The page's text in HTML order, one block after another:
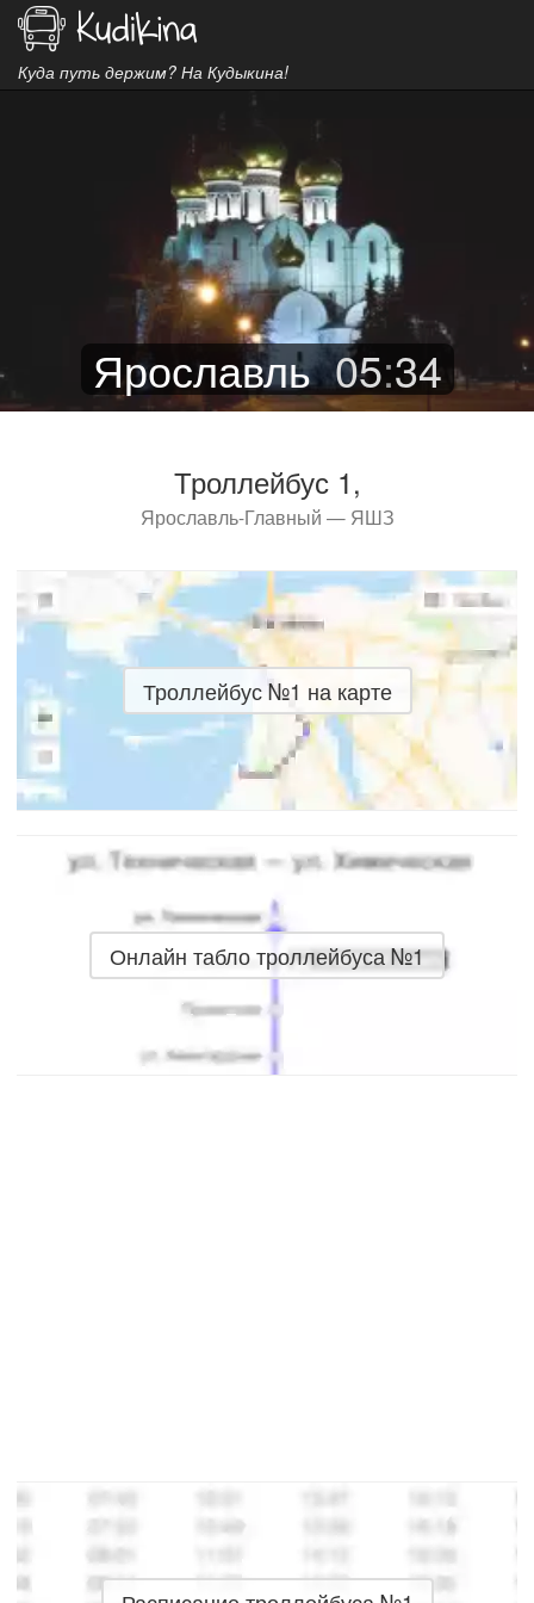
Куда путь держим? На Кудыкина!
Ярославль 05:34
Троллейбус 1,
Ярославль-Главный — ЯШЗ
Троллейбус №1 на карте
Онлайн табло троллейбуса №1